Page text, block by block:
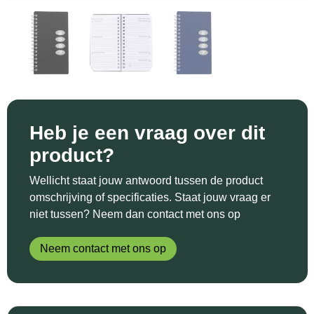
Sleutelhangers en Lanyards
Snoepgoed
Themapakketten
Veiligheid, Auto en Fiets
Vrije tijd en Strand
Waterflesjes
Kledingtassen
Koeltassen en Koelboxen
Laptop hoezen en tassen
Matrozentassen
Opbergtassen
Opvouwbare tassen
Papieren tassen
Reflecterende vesten
Regenkleding
Schoenen
Schorten en Sloven
Sweaters
T-Shirts
Veiligheidssignalering en Verlichting
Sweaters
T-Shirts
Heb je een vraag over dit
product?
Wellicht staat jouw antwoord tussen de product
omschrijving of specificaties. Staat jouw vraag er
niet tussen? Neem dan contact met ons op
Neem contact met ons op